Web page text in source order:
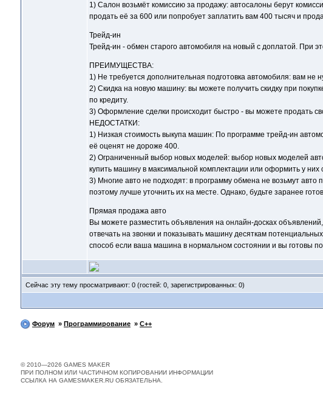
1) Салон возьмёт комиссию за продажу: автосалоны берут
продать её за 600 или попробует заплатить вам 400 тысяч и
Трейд-ин
Трейд-ин - обмен старого автомобиля на новый с доплатой. При
ПРЕИМУЩЕСТВА:
1) Не требуется дополнительная подготовка автомобиля: вам
2) Скидка на новую машину: вы можете получить скидку при
по кредиту.
3) Оформление сделки происходит быстро - вы можете продать
НЕДОСТАТКИ:
1) Низкая стоимость выкупа машин: По программе трейд-ин
её оценят не дороже 400.
2) Ограниченный выбор новых моделей: выбор новых моделей
купить машину в максимальной комплектации или оформить у
3) Многие авто не подходят: в программу обмена не возьмут
поэтому лучше уточнить их на месте. Однако, будьте заранее
Прямая продажа авто
Вы можете разместить объявления на онлайн-досках
отвечать на звонки и показывать машину десяткам
способ если ваша машина в нормальном состоянии и вы готовы
Сейчас эту тему просматривают: 0 (гостей: 0, зарегистрированных: 0)
Форум » Программирование » C++
© 2010—2026 GAMES MAKER
ПРИ ПОЛНОМ ИЛИ ЧАСТИЧНОМ КОПИРОВАНИИ ИНФОРМАЦИИ
ССЫЛКА НА GAMESMAKER.RU ОБЯЗАТЕЛЬНА.